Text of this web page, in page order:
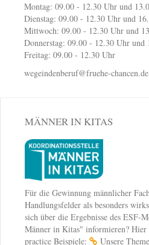
Montag: 09.00 - 12.30 Uhr und
Dienstag: 09.00 - 12.30 Uhr und
Mittwoch: 09.00 - 12.30 Uhr und
Donnerstag: 09.00 - 12.30 Uhr
Freitag: 09.00 - 12.30 Uhr
wegeindenberuf@fruehe-chancen.de
MÄNNER IN KITAS
Für die Gewinnung männlicher
Handlungsfelder als besonders
sich über die Ergebnisse des ESF-
Männer in Kitas" informieren? Hier
practice Beispiele:
Unsere